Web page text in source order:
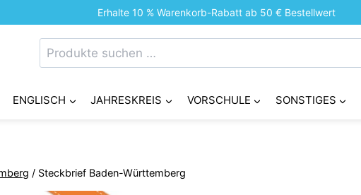
Erhalte 10 % Warenkorb-Rabatt ab 50 € Bestellwert
Suchen
nach:
ENGLISCH JAHRESKREIS VORSCHULE SONSTIGES
/ Steckbrief Baden-Württemberg